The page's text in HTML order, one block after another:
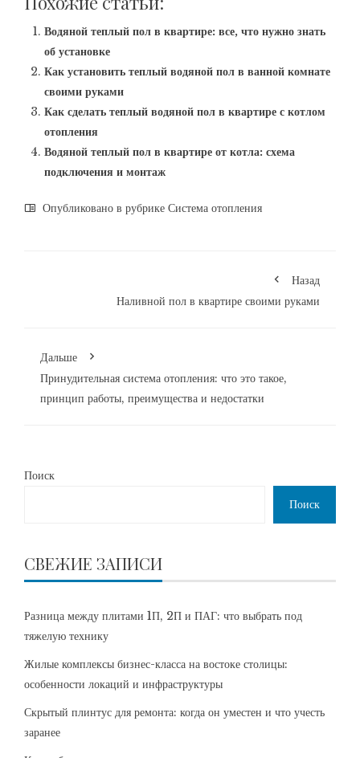
Водяной теплый пол в квартире: все, что нужно знать
об установке
Как установить теплый водяной пол в ванной комнате
своими руками
Как сделать теплый водяной пол в квартире с котлом
отопления
Водяной теплый пол в квартире от котла: схема
подключения и монтаж
Опубликовано в рубрике Система отопления
Назад
Наливной пол в квартире своими руками
Дальше
Принудительная система отопления: что это такое,
принцип работы, преимущества и недостатки
Поиск
Поиск
СВЕЖИЕ ЗАПИСИ
Разница между плитами 1П, 2П и ПАГ: что выбрать под
тяжелую технику
Жилые комплексы бизнес-класса на востоке столицы:
особенности локаций и инфраструктуры
Скрытый плинтус для ремонта: когда он уместен и что учесть
заранее